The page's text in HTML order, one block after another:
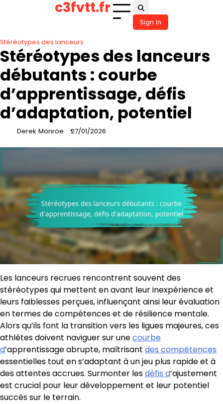
c3fvtt.fr
Sign In
Stéréotypes des lanceurs
Stéréotypes des lanceurs
débutants : courbe
d’apprentissage, défis
d’adaptation, potentiel
Derek Monroe 27/01/2026
Les lanceurs recrues rencontrent souvent des
stéréotypes qui mettent en avant leur inexpérience et
leurs faiblesses perçues, influençant ainsi leur évaluation
en termes de compétences et de résilience mentale.
Alors qu’ils font la transition vers les ligues majeures, ces
athlètes doivent naviguer sur unecourbe
d’apprentissage abrupte, maîtrisant des compétences
essentielles tout en s’adaptant à un jeu plus rapide et à
des attentes accrues. Surmonter lesdéfis d’ajustement
est crucial pour leur développement et leur potentiel
succès sur le terrain.